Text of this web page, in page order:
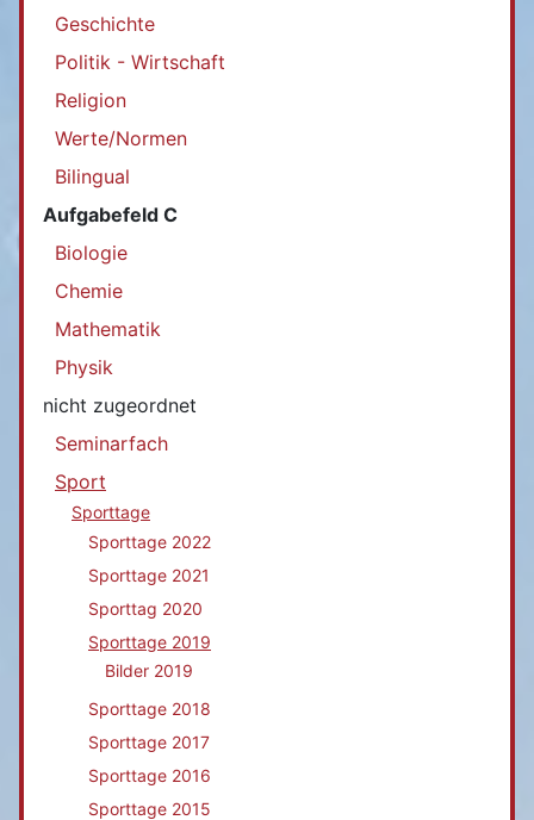
Geschichte
Politik - Wirtschaft
Religion
Werte/Normen
Bilingual
Aufgabefeld C
Biologie
Chemie
Mathematik
Physik
nicht zugeordnet
Seminarfach
Sport
Sporttage
Sporttage 2022
Sporttage 2021
Sporttag 2020
Sporttage 2019
Bilder 2019
Sporttage 2018
Sporttage 2017
Sporttage 2016
Sporttage 2015